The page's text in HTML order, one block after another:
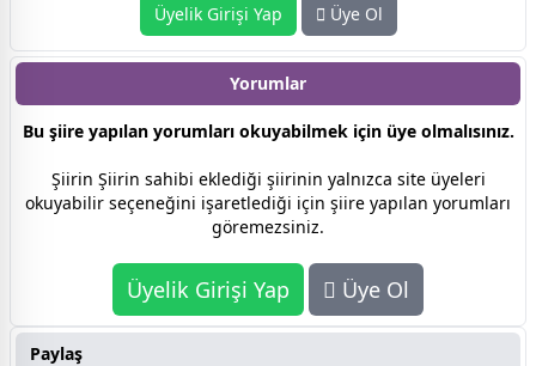
Üyelik Girişi Yap Üye Ol
Yorumlar
Bu şiire yapılan yorumları okuyabilmek için üye olmalısınız.
Şiirin Şiirin sahibi eklediği şiirinin yalnızca site üyeleri
okuyabilir seçeneğini işaretlediği için şiire yapılan yorumları
göremezsiniz.
Üyelik Girişi Yap Üye Ol
Paylaş